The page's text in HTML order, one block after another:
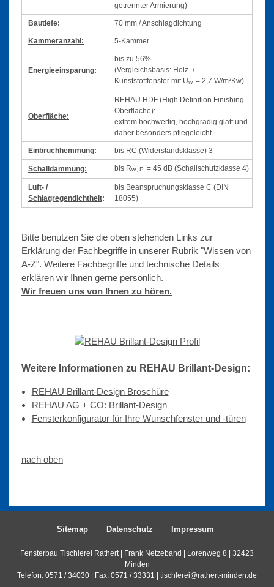
getrennter Armierung)
Bautiefe: 70 mm / Anschlagdichtung
Kammeranzahl: 5-Kammer
Energieeinsparung:
bis zu 56%
(Vergleichsbasis: Holz- /
Kunststofffenster mit Uw = 2,7 W/m²Kw)
Ober­fläche:
REHAU HDF (High Definition Finishing-
Oberfläche):
extrem hochwertig, hochgradig glatt und
daher besonders pflegeleicht
Einbruch­hemmung: bis RC (Widerstandsklasse) 3
Schalldämmung: bis Rw,P = 45 dB (Schallschutzklasse 4)
Luft- /
Schlagregendichtheit:
bis Beanspruchungsklasse C (DIN
18055)
Bitte benutzen Sie die oben stehenden Links zur
Erklärung der Fachbegriffe in unserer Rubrik "Wissen von
A-Z". Weitere Fachbegriffe und technische Details
erklären wir Ihnen gerne persönlich.
Wir freuen uns von Ihnen zu hören.
Weitere Informationen zu REHAU Brillant-Design:
REHAU Brillant-Design Broschüre
REHAU AG + CO: Brillant-Design
Fensterkonfigurator für Ihre Wunschfenster und -türen
nach oben
Sitemap Datenschutz Impressum
Fensterbau Tischlerei Rathert | Frank Netzeband | Lorenweg 8 | 32423
Minden
Telefon: 0571 / 34030 | Fax: 0571 / 33331 | tischlerei@rathert-minden.de